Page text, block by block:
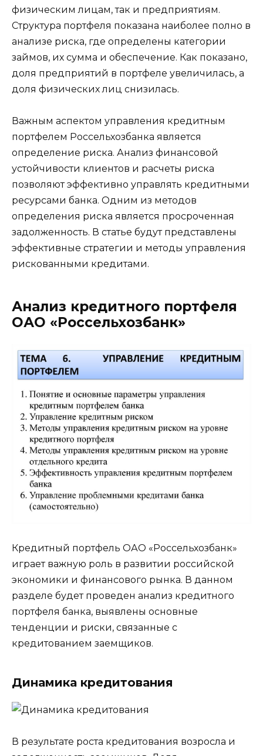
физическим лицам, так и предприятиям.
Структура портфеля показана наиболее полно в
анализе риска, где определены категории
займов, их сумма и обеспечение. Как показано,
доля предприятий в портфеле увеличилась, а
доля физических лиц снизилась.
Важным аспектом управления кредитным
портфелем Россельхозбанка является
определение риска. Анализ финансовой
устойчивости клиентов и расчеты риска
позволяют эффективно управлять кредитными
ресурсами банка. Одним из методов
определения риска является просроченная
задолженность. В статье будут представлены
эффективные стратегии и методы управления
рискованными кредитами.
Анализ кредитного портфеля
ОАО «Россельхозбанк»
Кредитный портфель ОАО «Россельхозбанк»
играет важную роль в развитии российской
экономики и финансового рынка. В данном
разделе будет проведен анализ кредитного
портфеля банка, выявлены основные
тенденции и риски, связанные с
кредитованием заемщиков.
Динамика кредитования
В результате роста кредитования возросла и